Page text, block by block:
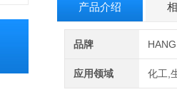
产品介绍
品牌
应用领域 化工,